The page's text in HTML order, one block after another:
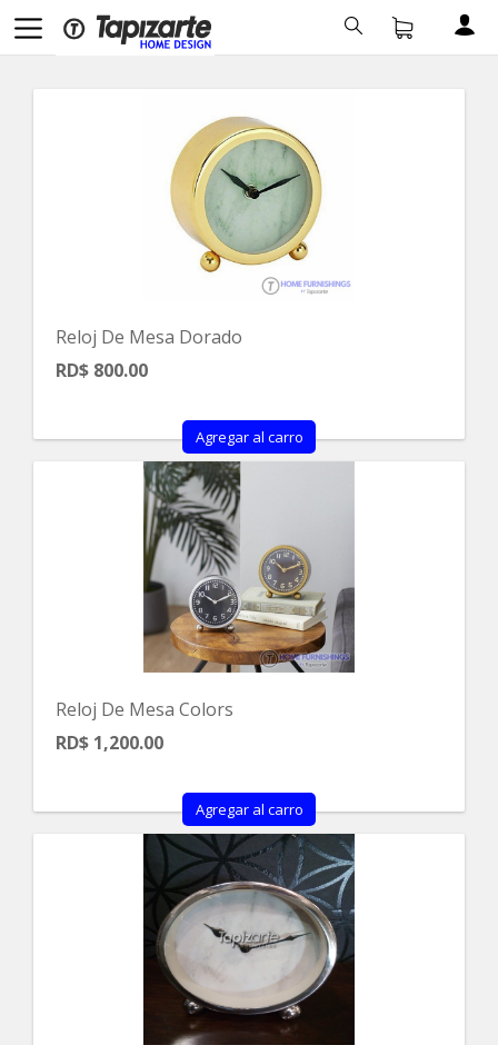
Reloj De Mesa Dorado
RD$ 800.00
Agregar al carro
Reloj De Mesa Colors
RD$ 1,200.00
Agregar al carro